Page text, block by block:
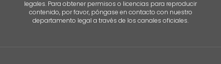
legales. Para obtener permisos o licencias para reproducir
contenido, por favor, póngase en contacto con nuestro
departamento legal a través de los canales oficiales.